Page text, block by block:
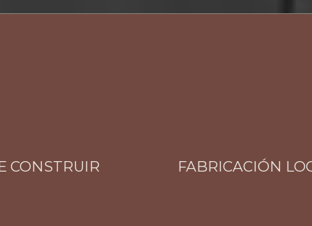
FABRICACIÓN LOCAL